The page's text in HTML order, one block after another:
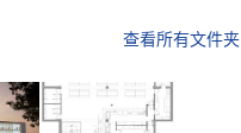
查看所有文件夹